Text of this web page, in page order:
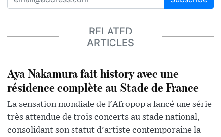
RELATED
ARTICLES
Aya Nakamura fait history avec une
résidence complète au Stade de France
La sensation mondiale de l'Afropop a lancé une série
très attendue de trois concerts au stade national,
consolidant son statut d'artiste contemporaine la